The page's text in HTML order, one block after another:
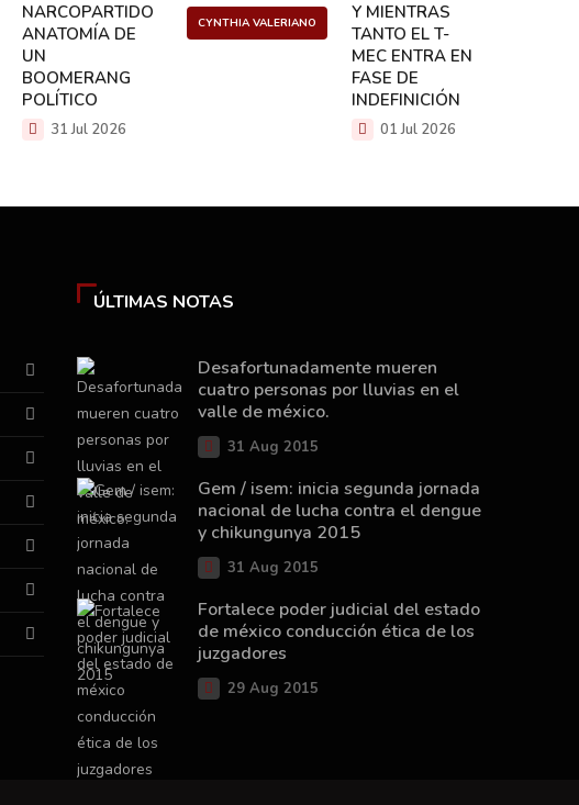
NARCOPARTIDO:
ANATOMÍA DE
UN
BOOMERANG
POLÍTICO
31 Jul 2026
CYNTHIA VALERIANO
Y MIENTRAS
TANTO EL T-
MEC ENTRA EN
FASE DE
INDEFINICIÓN
01 Jul 2026
ÚLTIMAS NOTAS
Desafortunadamente mueren
cuatro personas por lluvias en el
valle de méxico.
31 Aug 2015
Gem / isem: inicia segunda jornada
nacional de lucha contra el dengue
y chikungunya 2015
31 Aug 2015
Fortalece poder judicial del estado
de méxico conducción ética de los
juzgadores
29 Aug 2015